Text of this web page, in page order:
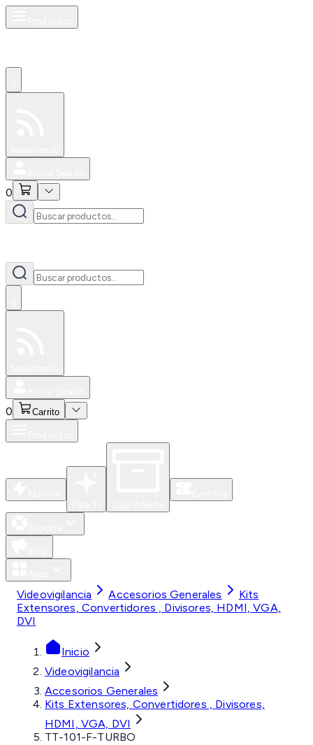
0
0 Carrito
Videovigilancia Accesorios Generales
Kits
Extensores, Convertidores , Divisores, HDMI, VGA,
DVI
Inicio
Videovigilancia
Accesorios Generales
Kits Extensores, Convertidores , Divisores,
HDMI, VGA, DVI
TT-101-F-TURBO